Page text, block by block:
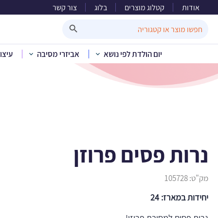
אודות קטלוג מוצרים בלוג צור קשר
for:
יום הולדת לפי נושא אביזרי מסיבה
בית » קטלוג
נרות פסים פרוזן
מק"ט:105728
יחידות במארז: 24